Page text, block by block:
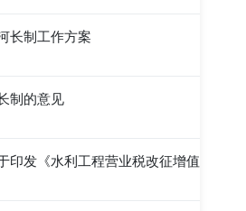
长制工作方案
制的意见
印发《水利工程营业税改征增值税计